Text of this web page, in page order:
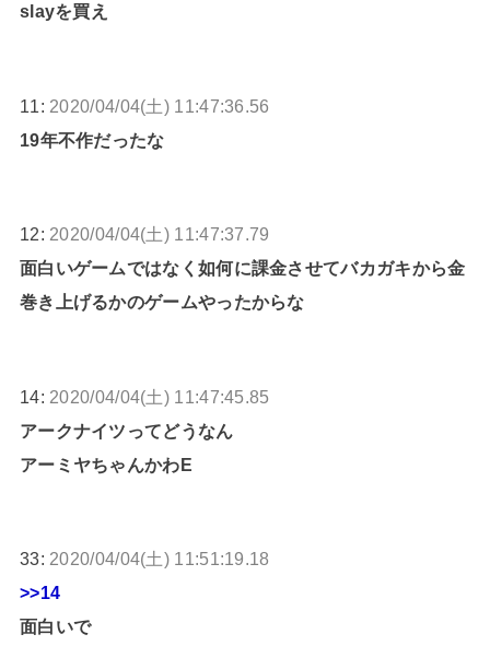
slayを買え
11: 2020/04/04(土) 11:47:36.56
19年不作だったな
12: 2020/04/04(土) 11:47:37.79
面白いゲームではなく如何に課金させてバカガキから金
巻き上げるかのゲームやったからな
14: 2020/04/04(土) 11:47:45.85
アークナイツってどうなん
アーミヤちゃんかわE
33: 2020/04/04(土) 11:51:19.18
>>14
面白いで